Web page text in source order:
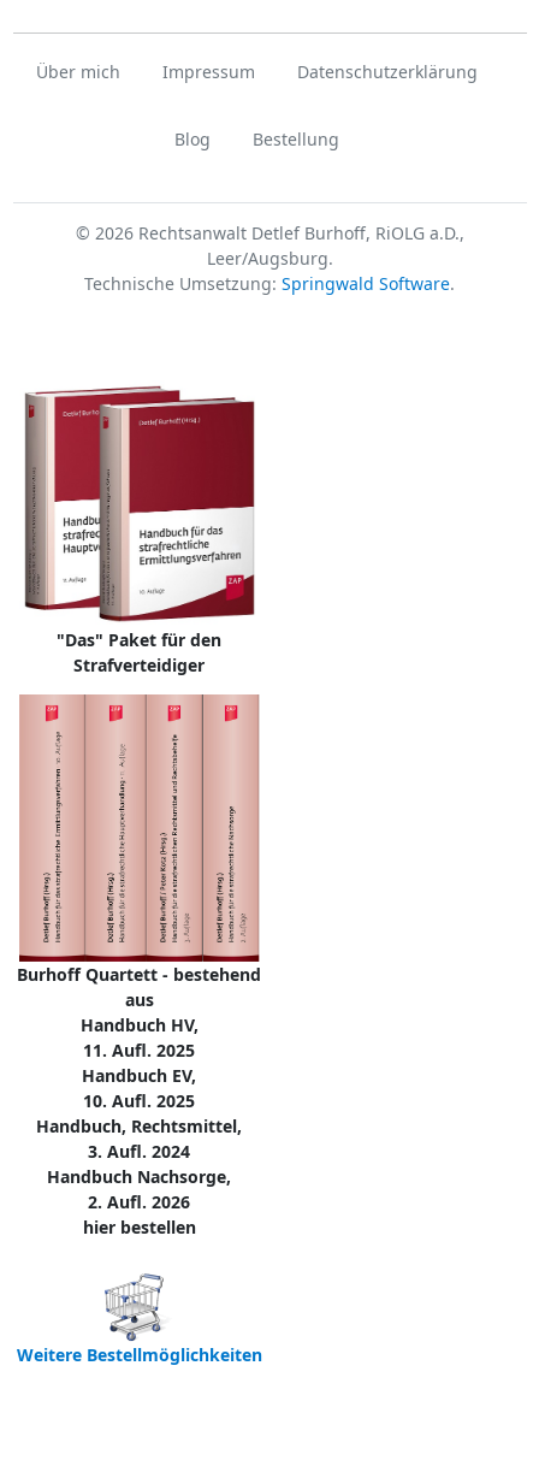
Über mich Impressum Datenschutzerklärung
Blog Bestellung
© 2026 Rechtsanwalt Detlef Burhoff, RiOLG a.D.,
Leer/Augsburg.
Technische Umsetzung: Springwald Software.
"Das" Paket für den
Strafverteidiger
Burhoff Quartett - bestehend
aus
Handbuch HV,
11. Aufl. 2025
Handbuch EV,
10. Aufl. 2025
Handbuch, Rechtsmittel,
3. Aufl. 2024
Handbuch Nachsorge,
2. Aufl. 2026
hier bestellen
Weitere Bestellmöglichkeiten